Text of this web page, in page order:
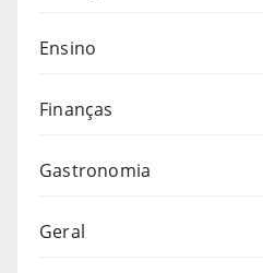
Ensino
Finanças
Gastronomia
Geral